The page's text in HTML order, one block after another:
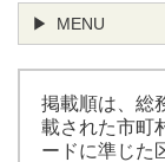
MENU
掲載順は、総
載された市町
ードに準じた